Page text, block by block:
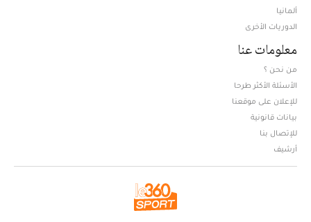
ألمانيا
الدوريات الأخرى
معلومات عنا
من نحن ؟
الأسئلة الأكثر طرحا
للإعلان على موقعنا
بيانات قانونية
للإتصال بنا
أرشيف